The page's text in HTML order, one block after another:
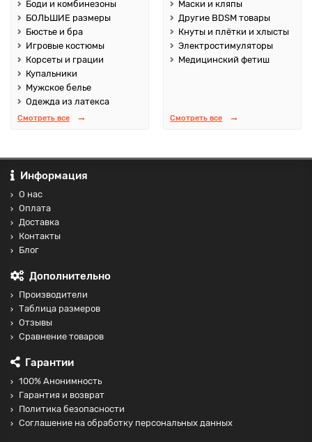
Боди и комбинезоны
БОЛЬШИЕ размеры
Бюстье и бра
Игровые костюмы
Корсеты и грации
Купальники
Мужское белье
Одежда из латекса
Смотреть все
Маски и кляпы
Другие BDSM товары
Кнуты и плётки и хлысты
Электростимуляторы
Медицинский фетиш
Смотреть все
Информация
О нас
Оплата
Доставка
Контакты
Блог
Дополнительно
Производители
Таблица размеров
Отзывы
Сравнение товаров
Гарантии
100% Анонимность
Гарантия и возврат
Политика безопасности
Соглашение на обработку персональных данных